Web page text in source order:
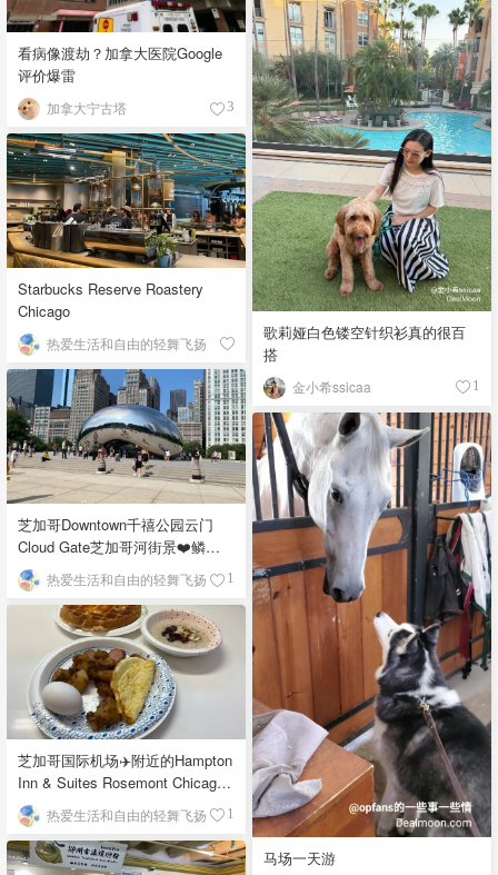
看病像渡劫？加拿大医院Google
评价爆雷
加拿大宁古塔 3
歌莉娅白色镂空针织衫真的很百
搭
金小希ssicaa 1
Starbucks Reserve Roastery
Chicago
热爱生活和自由的轻舞飞扬
芝加哥Downtown千禧公园云门
Cloud Gate芝加哥河街景❤️鳞次
栉比的高楼
热爱生活和自由的轻舞飞扬 1
马场一天游
芝加哥国际机场✈️附近的Hampton
Inn & Suites Rosemont Chicago
O'Hare自助早餐
热爱生活和自由的轻舞飞扬 1